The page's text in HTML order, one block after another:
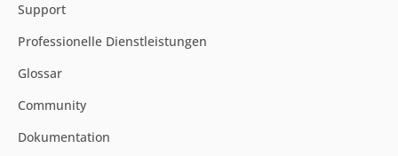
Support
Professionelle Dienstleistungen
Glossar
Community
Dokumentation